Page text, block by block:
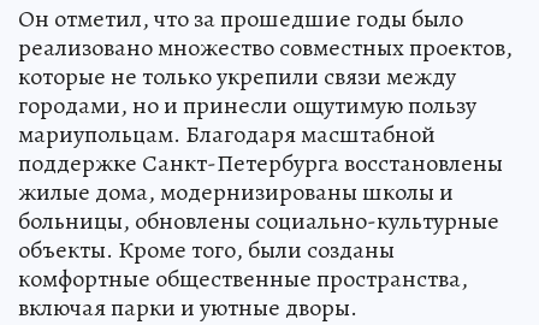
Он отметил, что за прошедшие годы было
реализовано множество совместных проектов,
которые не только укрепили связи между
городами, но и принесли ощутимую пользу
мариупольцам. Благодаря масштабной
поддержке Санкт-Петербурга восстановлены
жилые дома, модернизированы школы и
больницы, обновлены социально-культурные
объекты. Кроме того, были созданы
комфортные общественные пространства,
включая парки и уютные дворы.